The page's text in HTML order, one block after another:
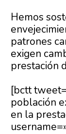
Hemos
patrones
exigen
prestación
[bctt
población
en la